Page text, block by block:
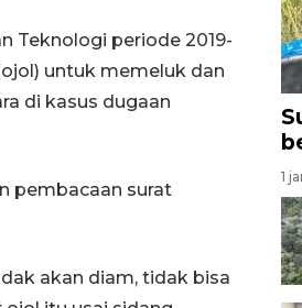
Teknologi periode 2019-
untuk memeluk dan
di kasus dugaan
pembacaan surat
akan diam, tidak bisa
1